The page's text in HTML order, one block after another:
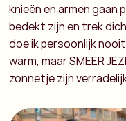
knieën en armen gaan
bedekt zijn en trek
doe ik persoonlijk
warm, maar SMEER
zonnetje zijn